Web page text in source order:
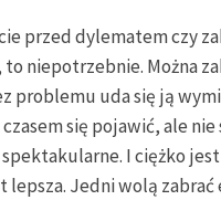
przed dylematem czy
to niepotrzebnie. Można
problemu uda się ją
się pojawić, ale nie
I ciężko
lepsza. Jedni wolą zabrać